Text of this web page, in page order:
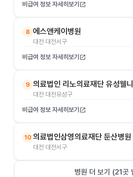
비급여 정보 자세히보기 open_in_new
8 에스앤케이병원
대전 대전서구
비급여 정보 자세히보기 open_in_new
9 의료법인 리노의료재단 유성웰
대전 대전유성구
비급여 정보 자세히보기 open_in_new
10 의료법인삼영의료재단 둔산병원
대전 대전서구
병원 더 보기 (21곳